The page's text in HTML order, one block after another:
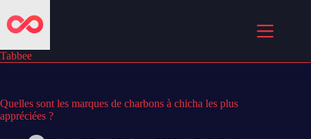
au
contenu
Tabbee
Quelles sont les marques de charbons à chicha les plus
appréciées ?